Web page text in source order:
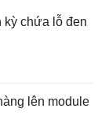
kỳ chứa lỗ đen
lên module